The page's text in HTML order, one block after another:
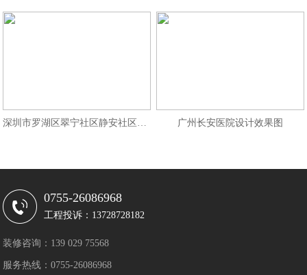
广州长安医院设计效果图
0755-26086968
工程投诉：13728728182
装修咨询：139 029 75568
服务热线：0755-26086968